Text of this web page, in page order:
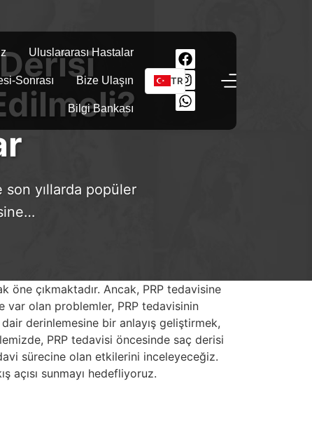
Uluslararası Hastalar
Sonrası Bize Ulaşın
Bilgi Bankası
TR
yıllarda popüler
çıkmaktadır. Ancak, PRP tedavisine
var olan problemler, PRP tedavisinin
derinlemesine bir anlayış geliştirmek,
PRP tedavisi öncesinde saç derisi
sürecine olan etkilerini inceleyeceğiz.
açısı sunmayı hedefliyoruz.